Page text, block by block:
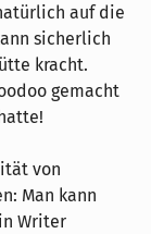
auf die
sicherlich
kracht.
gemacht
von
Man kann
Writer